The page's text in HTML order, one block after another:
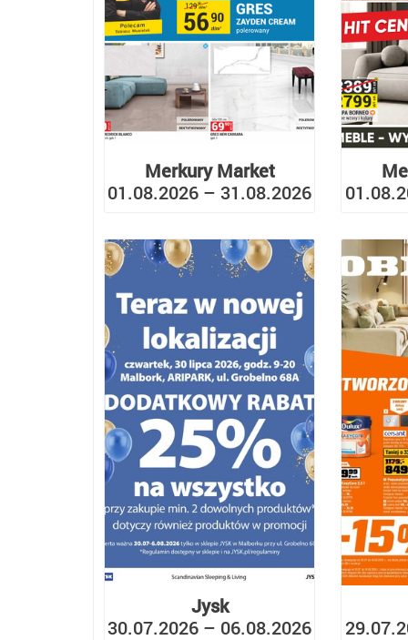
Merkury Market
01.08.2026 – 31.08.2026
Jysk
30.07.2026 – 06.08.2026